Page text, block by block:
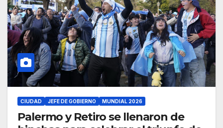
CIUDAD JEFE DE GOBIERNO MUNDIAL 2026
Palermo y Retiro se llenaron de